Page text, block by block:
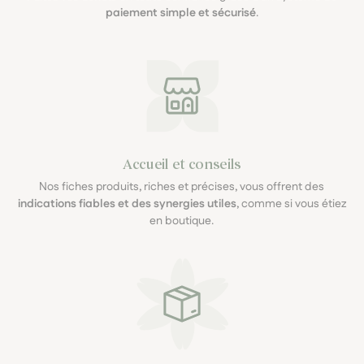
paiement simple et sécurisé.
Accueil et conseils
Nos fiches produits, riches et précises, vous offrent des
indications fiables et des synergies utiles, comme si vous étiez
en boutique.